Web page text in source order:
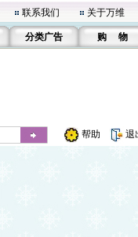
联系我们 关于万维
分类广告 购 物
帮助 退